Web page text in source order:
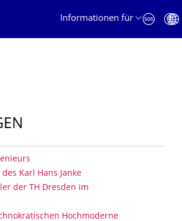
Informationen für
Karl Hans Janke
der TH Dresden im
Hochmoderne